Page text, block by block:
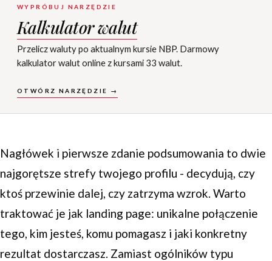
WYPRÓBUJ NARZĘDZIE
Kalkulator walut
Przelicz waluty po aktualnym kursie NBP. Darmowy
kalkulator walut online z kursami 33 walut.
OTWÓRZ NARZĘDZIE →
Nagłówek i pierwsze zdanie podsumowania to dwie
najgorętsze strefy twojego profilu - decydują, czy
ktoś przewinie dalej, czy zatrzyma wzrok. Warto
traktować je jak landing page: unikalne połączenie
tego, kim jesteś, komu pomagasz i jaki konkretny
rezultat dostarczasz. Zamiast ogólników typu